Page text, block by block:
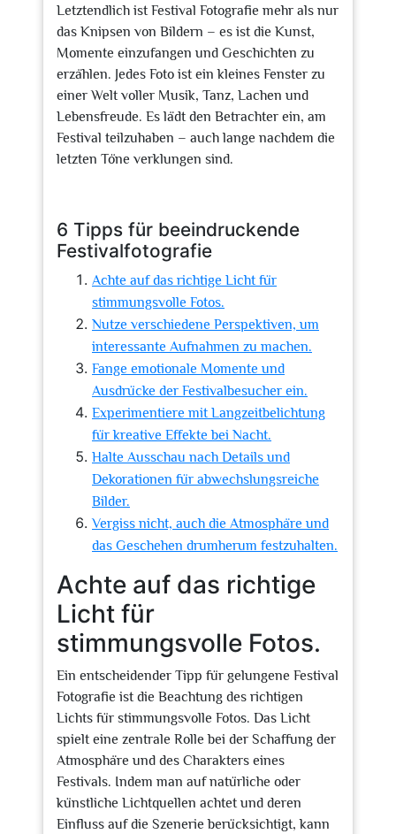
Letztendlich ist Festival Fotografie mehr als nur
das Knipsen von Bildern – es ist die Kunst,
Momente einzufangen und Geschichten zu
erzählen. Jedes Foto ist ein kleines Fenster zu
einer Welt voller Musik, Tanz, Lachen und
Lebensfreude. Es lädt den Betrachter ein, am
Festival teilzuhaben – auch lange nachdem die
letzten Töne verklungen sind.
6 Tipps für beeindruckende
Festivalfotografie
Achte auf das richtige Licht für
stimmungsvolle Fotos.
Nutze verschiedene Perspektiven, um
interessante Aufnahmen zu machen.
Fange emotionale Momente und
Ausdrücke der Festivalbesucher ein.
Experimentiere mit Langzeitbelichtung
für kreative Effekte bei Nacht.
Halte Ausschau nach Details und
Dekorationen für abwechslungsreiche
Bilder.
Vergiss nicht, auch die Atmosphäre und
das Geschehen drumherum festzuhalten.
Achte auf das richtige
Licht für
stimmungsvolle Fotos.
Ein entscheidender Tipp für gelungene Festival
Fotografie ist die Beachtung des richtigen
Lichts für stimmungsvolle Fotos. Das Licht
spielt eine zentrale Rolle bei der Schaffung der
Atmosphäre und des Charakters eines
Festivals. Indem man auf natürliche oder
künstliche Lichtquellen achtet und deren
Einfluss auf die Szenerie berücksichtigt, kann